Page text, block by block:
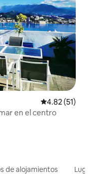
Calificación
4.82 (51)
en el centro
de alojamientos